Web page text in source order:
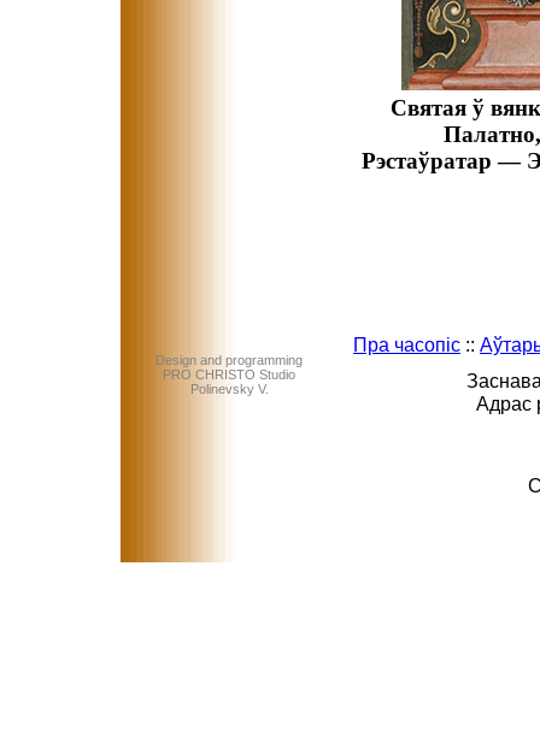
Святая ў
Рэстаўратар —
Design and programming
PRO CHRISTO Studio
Polinevsky V.
Пра часопіс ::
Адрас